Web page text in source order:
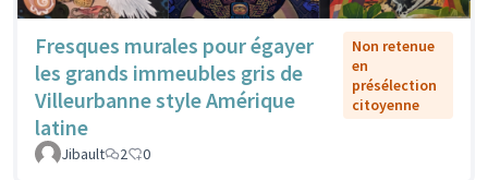
Fresques murales pour égayer
les grands immeubles gris de
Villeurbanne style Amérique
latine
Non retenue
en
présélection
citoyenne
Jibault 2 0